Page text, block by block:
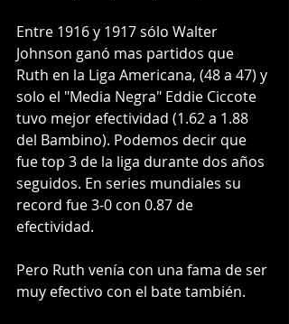
Entre 1916 y 1917 sólo Walter
Johnson ganó mas partidos que
Ruth en la Liga Americana, (48 a 47) y
solo el "Media Negra" Eddie Ciccote
tuvo mejor efectividad (1.62 a 1.88
del Bambino). Podemos decir que
fue top 3 de la liga durante dos años
seguidos. En series mundiales su
record fue 3-0 con 0.87 de
efectividad.
Pero Ruth venía con una fama de ser
muy efectivo con el bate también.